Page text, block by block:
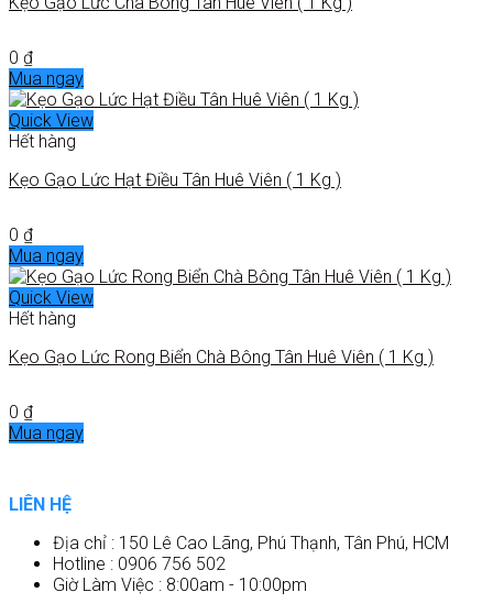
0 ₫
Mua ngay
Quick View
Hết hàng
Kẹo Gạo Lức Hạt Điều Tân Huê Viên ( 1 Kg )
0 ₫
Mua ngay
Quick View
Hết hàng
Kẹo Gạo Lức Rong Biển Chà Bông Tân Huê Viên ( 1 Kg )
0 ₫
Mua ngay
LIÊN HỆ
Địa chỉ : 150 Lê Cao Lãng, Phú Thạnh, Tân Phú, HCM
Hotline : 0906 756 502
Giờ Làm Việc : 8:00am - 10:00pm